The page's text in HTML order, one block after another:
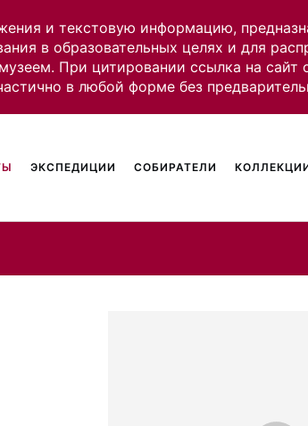
и текстовую информацию,
в образовательных целях и для
При цитировании ссылка на сайт
в любой форме без
ЭКСПЕДИЦИИ СОБИРАТЕЛИ